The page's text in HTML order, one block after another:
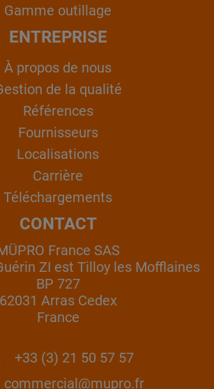
Gamme outillage
ENTREPRISE
À propos de nous
de la qualité
Références
Fournisseurs
Localisations
Carrière
Téléchargements
CONTACT
France SAS
ZI est Tilloy les Mofflaines
BP 727
62031 Arras Cedex
France
+33 (3) 21 50 57 57
commercial@mupro.fr